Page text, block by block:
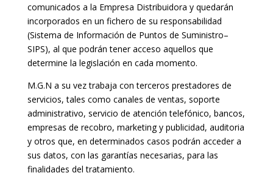
comunicados a la Empresa Distribuidora y quedarán
incorporados en un fichero de su responsabilidad
(Sistema de Información de Puntos de Suministro–
SIPS), al que podrán tener acceso aquellos que
determine la legislación en cada momento.
M.G.N a su vez trabaja con terceros prestadores de
servicios, tales como canales de ventas, soporte
administrativo, servicio de atención telefónico, bancos,
empresas de recobro, marketing y publicidad, auditoria
y otros que, en determinados casos podrán acceder a
sus datos, con las garantías necesarias, para las
finalidades del tratamiento.